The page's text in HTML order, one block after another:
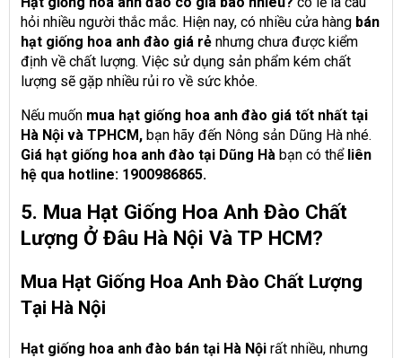
hỏi nhiều người thắc mắc. Hiện nay, có nhiều cửa hàng bán
hạt giống hoa anh đào giá rẻ nhưng chưa được kiểm
định về chất lượng. Việc sử dụng sản phẩm kém chất
lượng sẽ gặp nhiều rủi ro về sức khỏe.
Nếu muốn mua hạt giống hoa anh đào giá tốt nhất tại
Hà Nội và TPHCM, bạn hãy đến Nông sản Dũng Hà nhé.
Giá hạt giống hoa anh đào tại Dũng Hà bạn có thể liên
hệ qua hotline: 1900986865.
5. Mua Hạt Giống Hoa Anh Đào Chất
Lượng Ở Đâu Hà Nội Và TP HCM?
Mua Hạt Giống Hoa Anh Đào Chất Lượng
Tại Hà Nội
Hạt giống hoa anh đào bán tại Hà Nội rất nhiều, nhưng